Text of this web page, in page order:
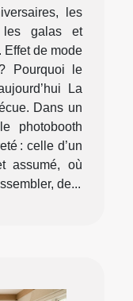
les
les galas et
Effet de mode
Pourquoi le
La
Dans un
photobooth
: celle d’un
assumé, où
de...